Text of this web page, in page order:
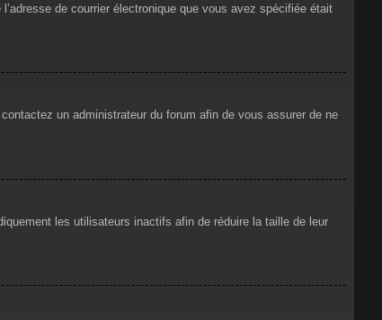
de courrier électronique que vous avez spécifiée était
un administrateur du forum afin de vous assurer de ne
les utilisateurs inactifs afin de réduire la taille de leur